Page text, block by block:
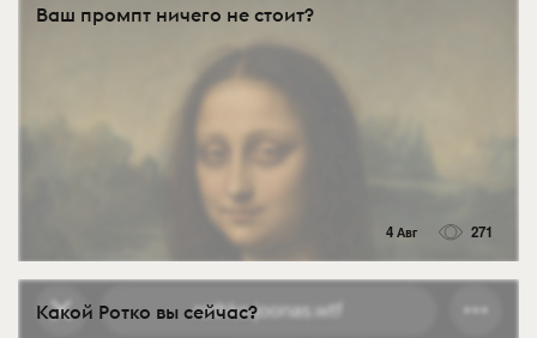
Ваш промпт ничего не стоит?
4 Авг 271
Какой Ротко вы сейчас?